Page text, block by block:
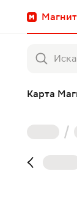
Магнит
Карта